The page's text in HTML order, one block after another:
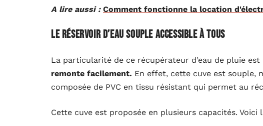
A lire aussi : Comment fonctionne la location
Le réservoir d’eau souple accessible à tous
La particularité de ce récupérateur d’eau de pluie
remonte facilement. En effet, cette cuve est souple,
composée de PVC en tissu résistant qui permet au
Cette cuve est proposée en plusieurs capacités. Voici